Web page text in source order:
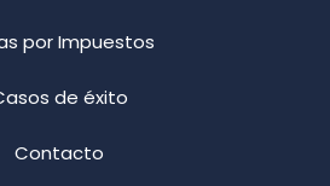
por Impuestos
de éxito
Contacto